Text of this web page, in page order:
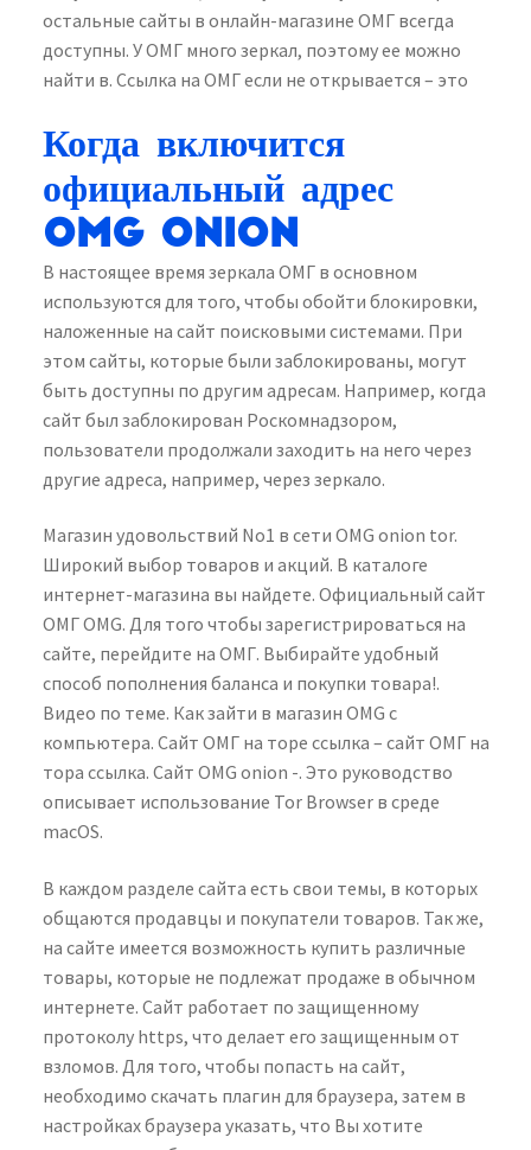
остальные сайты в онлайн-магазине ОМГ всегда
доступны. У ОМГ много зеркал, поэтому ее можно
найти в. Ссылка на ОМГ если не открывается – это
Когда включится
официальный адрес
OMG onion
В настоящее время зеркала ОМГ в основном
используются для того, чтобы обойти блокировки,
наложенные на сайт поисковыми системами. При
этом сайты, которые были заблокированы, могут
быть доступны по другим адресам. Например, когда
сайт был заблокирован Роскомнадзором,
пользователи продолжали заходить на него через
другие адреса, например, через зеркало.
Магазин удовольствий No1 в сети OMG onion tor.
Широкий выбор товаров и акций. В каталоге
интернет-магазина вы найдете. Официальный сайт
ОМГ OMG. Для того чтобы зарегистрироваться на
сайте, перейдите на ОМГ. Выбирайте удобный
способ пополнения баланса и покупки товара!.
Видео по теме. Как зайти в магазин OMG с
компьютера. Сайт ОМГ на торе ссылка – сайт ОМГ на
тора ссылка. Сайт OMG onion -. Это руководство
описывает использование Tor Browser в среде
macOS.
В каждом разделе сайта есть свои темы, в которых
общаются продавцы и покупатели товаров. Так же,
на сайте имеется возможность купить различные
товары, которые не подлежат продаже в обычном
интернете. Сайт работает по защищенному
протоколу https, что делает его защищенным от
взломов. Для того, чтобы попасть на сайт,
необходимо скачать плагин для браузера, затем в
настройках браузера указать, что Вы хотите